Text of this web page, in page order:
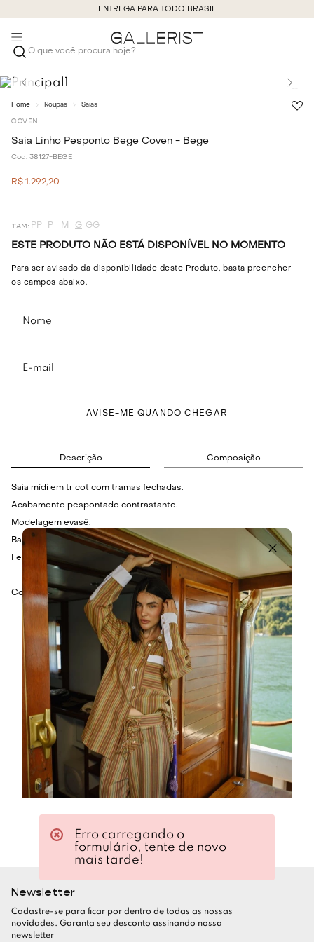
ENTREGA PARA TODO BRASIL
O que você procura hoje?
Roupas Saias
COVEN
Saia Linho Pesponto Bege Coven - Bege
Cod: 38127-BEGE
R$ 1 .292,20
PP P M G GG
ESTE PRODUTO NÃO ESTÁ DISPONÍVEL NO MOMENTO
Para ser avisado da disponibilidade deste Produto, basta preencher
os campos abaixo.
AVISE-ME QUANDO CHEGAR
Descrição Composição
Saia mídi em tricot com tramas fechadas.
Acabamento pespontado contrastante.
Modelagem evasê.
Barra desfiada.
Fechamento por zíper nas costas.
Cor: Bege.
Newsletter
Cadastre-se para ficar por dentro de todas as nossas
novidades. Garanta seu desconto assinando nossa
newsletter
Erro carregando o
formulário, tente de novo
mais tarde!